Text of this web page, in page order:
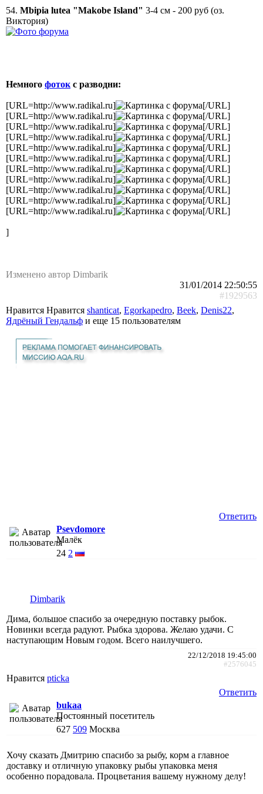
54. Mbipia lutea "Makobe Island" 3-4 см - 200 руб (оз.
Виктория)
Немного фоток с разводни:
[URL=http://www.radikal.ru]
[/URL]
[URL=http://www.radikal.ru]
[/URL]
[URL=http://www.radikal.ru]
[/URL]
[URL=http://www.radikal.ru]
[/URL]
[URL=http://www.radikal.ru]
[/URL]
[URL=http://www.radikal.ru]
[/URL]
[URL=http://www.radikal.ru]
[/URL]
[URL=http://www.radikal.ru]
[/URL]
[URL=http://www.radikal.ru]
[/URL]
[URL=http://www.radikal.ru]
[/URL]
[URL=http://www.radikal.ru]
[/URL]
]
Изменено автор Dimbarik
31/01/2014 22:50:55
#1929563
Нравится Нравится shanticat, Egorkapedro, Beek, Denis22,
Ядрёный Гендальф и еще 15 пользователям
Ответить
Psevdomore
Малёк
24 2
Dimbarik
Дима, большое спасибо за очередную поставку рыбок.
Новинки всегда радуют. Рыбка здорова. Желаю удачи. С
наступающим Новым годом. Всего наилучшего.
22/12/2018 19:45:00
#2576045
Нравится pticka
Ответить
bukaa
Постоянный посетитель
627 509 Москва
Хочу сказать Дмитрию спасибо за рыбу, корм а главное
доставку и отличную упаковку рыбы упаковка меня
особенно порадовала. Процветания вашему нужному делу!